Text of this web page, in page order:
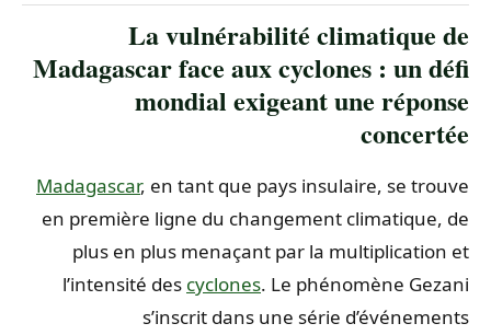
La vulnérabilité climatique de
Madagascar face aux cyclones : un défi
mondial exigeant une réponse
concertée
Madagascar , en tant que pays insulaire, se trouve
en première ligne du changement climatique, de
plus en plus menaçant par la multiplication et
l’intensité descyclones . Le phénomène Gezani
s’inscrit dans une série d’événements